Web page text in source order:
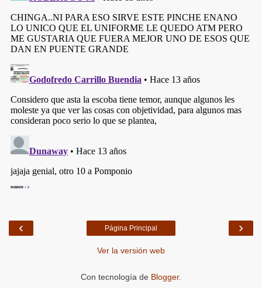
‹ ›
Página Principal
Ver la versión web
Con tecnología de Blogger.